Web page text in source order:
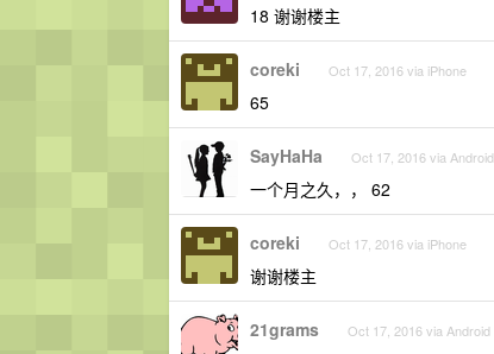
18 谢谢楼主
coreki Oct 17, 2016 via iPhone
65
SayHaHa Oct 17, 2016 via Android
一个月之久，， 62
coreki Oct 17, 2016 via iPhone
谢谢楼主
21grams Oct 17, 2016 via Android